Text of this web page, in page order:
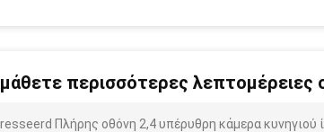
περισσότερες λεπτομέρειες
Πλήρης οθόνη 2,4 υπέρυθρη κάμερα κυνηγιού